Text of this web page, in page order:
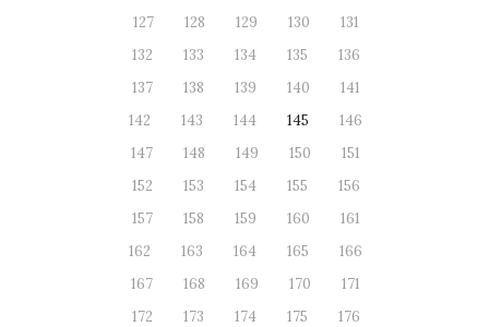
127
128 129 130
131
132
133 134 135
136
137
138 139 140
141
142
143 144 145
146
147
148 149 150
151
152
153 154 155
156
157
158 159 160
161
162
163 164 165
166
167
168 169 170
171
172
173 174 175
176